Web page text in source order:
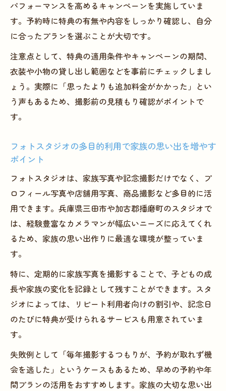
パフォーマンスを高めるキャンペーンを実施していま
す。予約時に特典の有無や内容をしっかり確認し、自分
に合ったプランを選ぶことが大切です。
注意点として、特典の適用条件やキャンペーンの期間、
衣装や小物の貸し出し範囲などを事前にチェックしまし
ょう。実際に「思ったよりも追加料金がかかった」とい
う声もあるため、撮影前の見積もり確認がポイントで
す。
フォトスタジオの多目的利用で家族の思い出を増やす
ポイント
フォトスタジオは、家族写真や記念撮影だけでなく、プ
ロフィール写真や店舗用写真、商品撮影など多目的に活
用できます。兵庫県三田市や加古郡播磨町のスタジオで
は、経験豊富なカメラマンが幅広いニーズに応えてくれ
るため、家族の思い出作りに最適な環境が整っていま
す。
特に、定期的に家族写真を撮影することで、子どもの成
長や家族の変化を記録として残すことができます。スタ
ジオによっては、リピート利用者向けの割引や、記念日
のたびに特典が受けられるサービスも用意されていま
す。
失敗例として「毎年撮影するつもりが、予約が取れず機
会を逃した」というケースもあるため、早めの予約や年
間プランの活用をおすすめします。家族の大切な思い出